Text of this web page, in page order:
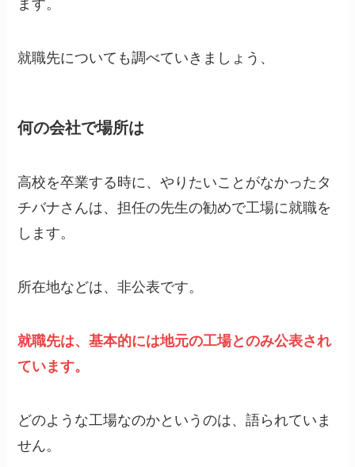
ます。
就職先についても調べていきましょう、
何の会社で場所は
高校を卒業する時に、やりたいことがなかったタ
チバナさんは、担任の先生の勧めで工場に就職を
します。
所在地などは、非公表です。
就職先は、基本的には地元の工場とのみ公表され
ています。
どのような工場なのかというのは、語られていま
せん。